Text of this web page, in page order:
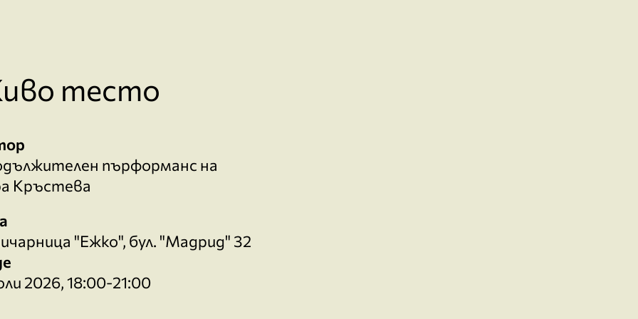
тесто
пърформанс на
Кръстева
"Ежко", бул. "Мадрид" 32
2026, 18:00-21:00